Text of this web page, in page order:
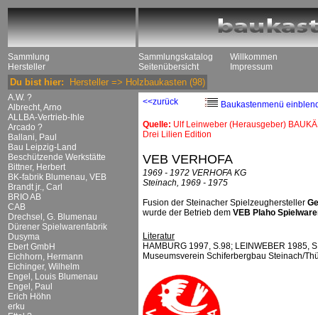
Sammlung
Hersteller
Sammlungskatalog
Seitenübersicht
Willkommen
Impressum
Du bist hier: Hersteller => Holzbaukasten (98)
A.W. ?
Albrecht, Arno
ALLBA-Vertrieb-Ihle
Arcado ?
Ballani, Paul
Bau Leipzig-Land
Beschützende Werkstätte
Bittner, Herbert
BK-fabrik Blumenau, VEB
Brandt jr., Carl
BRIO AB
CAB
Drechsel, G. Blumenau
Dürener Spielwarenfabrik
Dusyma
Ebert GmbH
Eichhorn, Hermann
Eichinger, Wilhelm
Engel, Louis Blumenau
Engel, Paul
Erich Höhn
erku
<<zurück
Baukastenmenü
Quelle: Ulf Leinweber (Herausgeber)
Drei Lilien Edition
VEB VERHOFA
1969 - 1972 VERHOFA KG
Steinach, 1969 - 1975
Fusion der Steinacher Spielzeughersteller
wurde der Betrieb dem VEB Plaho
Literatur
HAMBURG 1997, S.98; LEINWEBER 1985,
Museumsverein Schiferbergbau Steinach/